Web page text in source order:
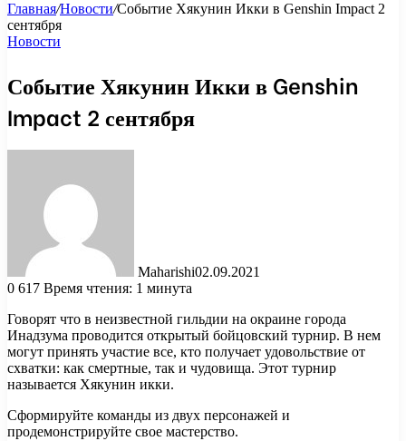
Главная/Новости/Событие Хякунин Икки в Genshin Impact 2
сентября
Новости
Событие Хякунин Икки в Genshin
Impact 2 сентября
Maharishi02.09.2021
0 617 Время чтения: 1 минута
Говорят что в неизвестной гильдии на окраине города
Инадзума проводится открытый бойцовский турнир. В нем
могут принять участие все, кто получает удовольствие от
схватки: как смертные, так и чудовища. Этот турнир
называется Хякунин икки.
Сформируйте команды из двух персонажей и
продемонстрируйте свое мастерство.